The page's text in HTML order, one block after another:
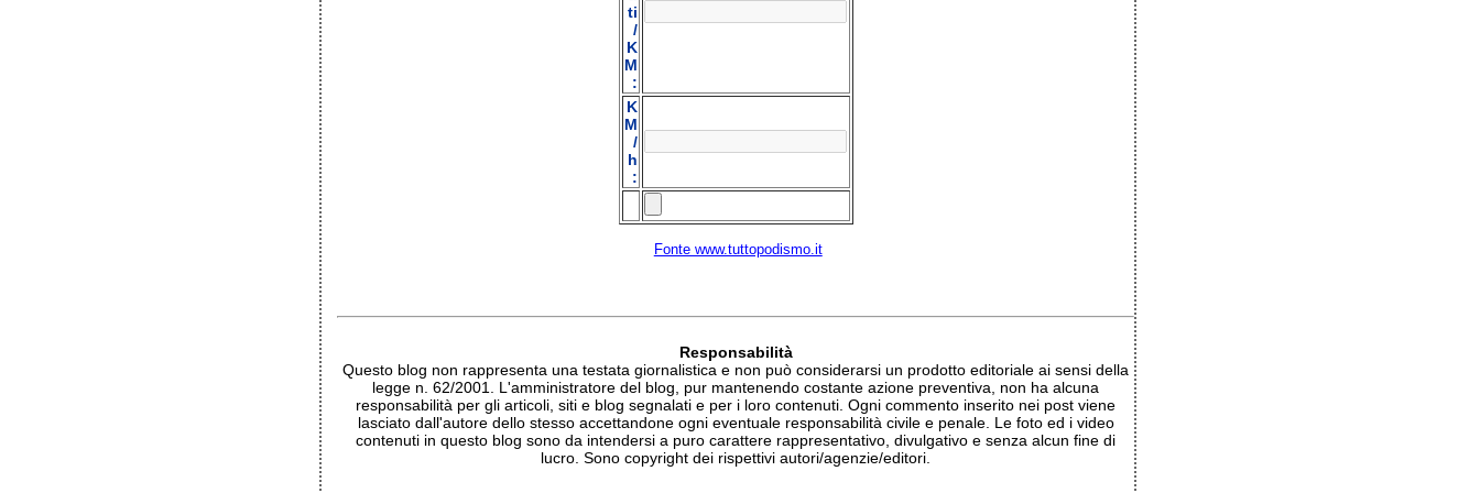
ti
/
K
M
:
K
M
/
h
:
Fonte www.tuttopodismo.it
Responsabilità
Questo blog non rappresenta una testata giornalistica e non può considerarsi un prodotto editoriale ai sensi della
legge n. 62/2001. L'amministratore del blog, pur mantenendo costante azione preventiva, non ha alcuna
responsabilità per gli articoli, siti e blog segnalati e per i loro contenuti. Ogni commento inserito nei post viene
lasciato dall'autore dello stesso accettandone ogni eventuale responsabilità civile e penale. Le foto ed i video
contenuti in questo blog sono da intendersi a puro carattere rappresentativo, divulgativo e senza alcun fine di
lucro. Sono copyright dei rispettivi autori/agenzie/editori.